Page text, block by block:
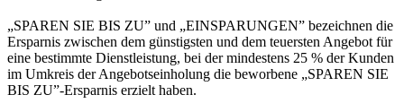
„SPAREN SIE BIS ZU” und „EINSPARUNGEN” bezeichnen die
Ersparnis zwischen dem günstigsten und dem teuersten Angebot für
eine bestimmte Dienstleistung, bei der mindestens 25 % der Kunden
im Umkreis der Angebotseinholung die beworbene „SPAREN SIE
BIS ZU”-Ersparnis erzielt haben.